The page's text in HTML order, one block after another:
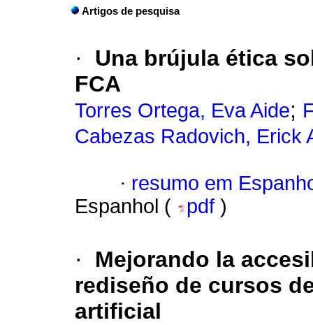
Artigos de pesquisa
·
Una brújula ética
FCA
Torres Ortega, Eva Aide;
Cabezas Radovich, Erick
· resumo em
Espanhol (
pdf )
·
Mejorando la
rediseño de cursos
artificial